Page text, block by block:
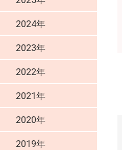
2024年
2023年
2022年
2021年
2020年
2019年